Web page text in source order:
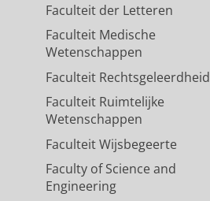
Faculteit der Letteren
Faculteit Medische
Wetenschappen
Faculteit Rechtsgeleerdheid
Faculteit Ruimtelijke
Wetenschappen
Faculteit Wijsbegeerte
Faculty of Science and
Engineering